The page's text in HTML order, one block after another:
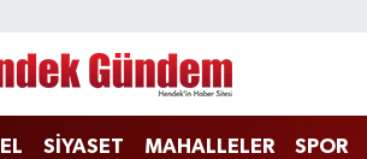
SİYASET MAHALLELER SPOR
Haritası
ve Fikstür